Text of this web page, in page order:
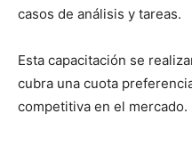
casos de análisis y tareas.
Esta capacitación se
cubra una cuota
competitiva en el mercado.